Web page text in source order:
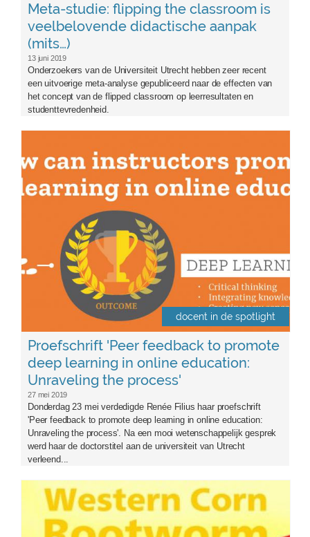
Meta-studie: flipping the classroom is
veelbelovende didactische aanpak
(mits…)
13 juni 2019
Onderzoekers van de Universiteit Utrecht hebben zeer recent
een uitvoerige meta-analyse gepubliceerd naar de effecten van
het concept van de flipped classroom op leerresultaten en
studenttevredenheid.
docent in de spotlight
Proefschrift 'Peer feedback to promote
deep learning in online education:
Unraveling the process'
27 mei 2019
Donderdag 23 mei verdedigde Renée Filius haar proefschrift
'Peer feedback to promote deep learning in online education:
Unraveling the process'. Na een mooi wetenschappelijk gesprek
werd haar de doctorstitel aan de universiteit van Utrecht
verleend...
flash_moocs.jpg